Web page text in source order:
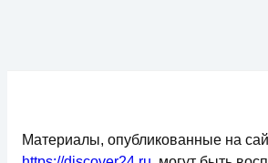
Материалы, опубликованные на